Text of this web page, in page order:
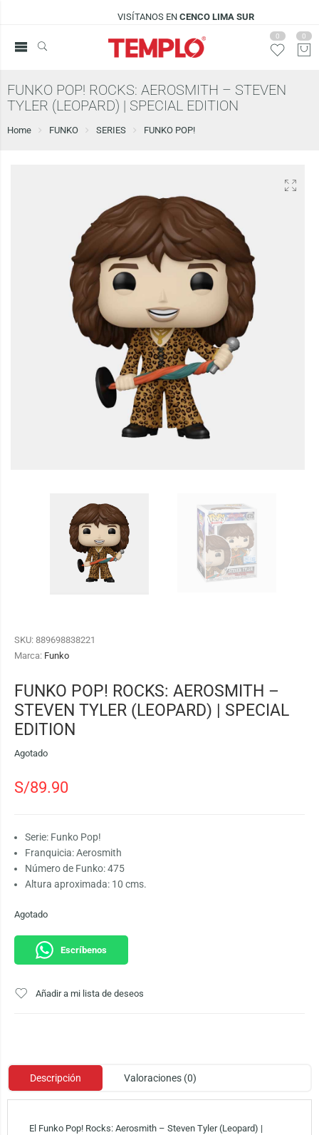
VISÍTANOS ENCENCO LIMA SUR
0 0
FUNKO POP! ROCKS: AEROSMITH – STEVEN
TYLER (LEOPARD) | SPECIAL EDITION
Home FUNKO SERIES FUNKO POP!
SKU: 889698838221
Marca: Funko
FUNKO POP! ROCKS: AEROSMITH –
STEVEN TYLER (LEOPARD) | SPECIAL
EDITION
Agotado
S/89.90
Serie: Funko Pop!
Franquicia: Aerosmith
Número de Funko: 475
Altura aproximada: 10 cms.
Agotado
Escríbenos
Añadir a mi lista de deseos
Descripción Valoraciones (0)
El Funko Pop! Rocks: Aerosmith – Steven Tyler (Leopard) |